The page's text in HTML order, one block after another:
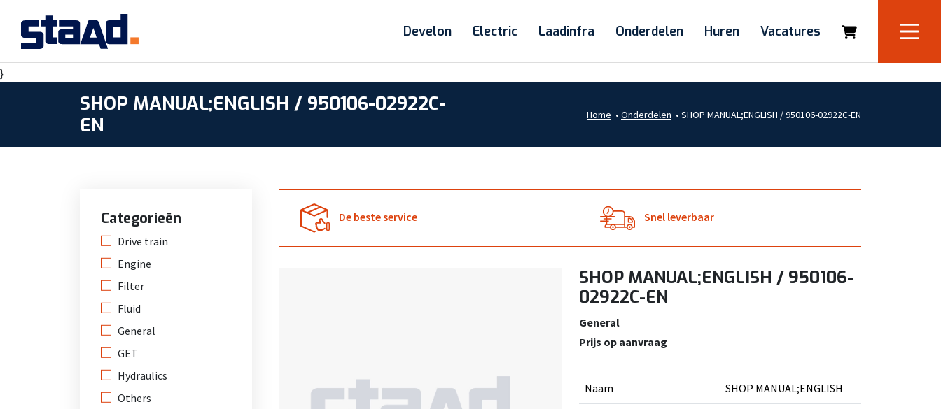
Develon Electric Laadinfra Onderdelen Huren Vacatures
}
SHOP MANUAL;ENGLISH / 950106-02922C-
EN
Home • Onderdelen • SHOP MANUAL;ENGLISH / 950106-02922C-EN
Categorieën
Drive train
Engine
Filter
Fluid
General
GET
Hydraulics
Others
De beste service Snel leverbaar
SHOP MANUAL;ENGLISH / 950106-
02922C-EN
General
Prijs op aanvraag
Naam SHOP MANUAL;ENGLISH